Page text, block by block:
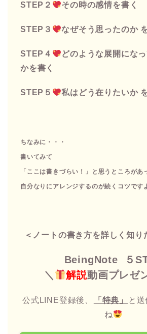
STEP２ その時の感情を書く
STEP３ なぜそう思ったのか
STEP４
どのような展開にな
かを書く
STEP５ 私はどう在りたいか
ちなみに・・・
書いてみて
「ここは書きづらい！」 と思うところがあ
自分なりにアレンジするのが続くコツです
＜ノートの書き方を詳しく知り
BeingNote ５
＼
解説動画プレゼ
公式LINE登録後、⁡ 「特典」
と
ね